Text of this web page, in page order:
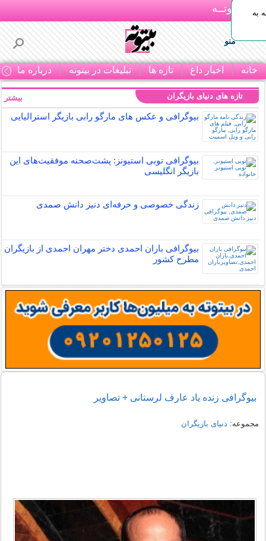
بـیتوتــه
منو
خانه اخبار داغ تازه ها تبلیغات در بیتوته درباره ما
به
تازه های دنیای بازیگران
بیوگرافی و عکس های مارگو رابی بازیگر استرالیایی
بیوگرافی توبی استیونز: پشت‌صحنه موفقیت‌های این
بازیگر انگلیسی
زندگی خصوصی و حرفه‌ای دنیز دانش صمدی
بیوگرافی باران احمدی دختر مهران احمدی از بازیگران
مطرح کشور
بیشتر
بیوگرافی زنده یاد عارف لرستانی + تصاویر
مجموعه: دنیای بازیگران